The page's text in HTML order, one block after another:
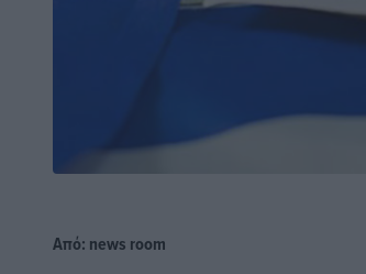
Από: news room